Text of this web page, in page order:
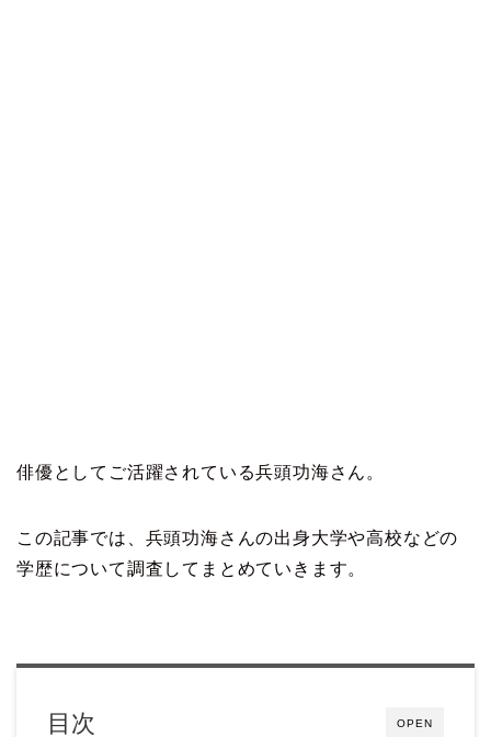
俳優としてご活躍されている兵頭功海さん。
この記事では、兵頭功海さんの出身大学や高校などの
学歴について調査してまとめていきます。
OPEN
目次